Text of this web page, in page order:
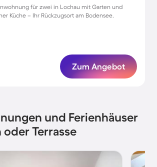
für zwei in Lochau mit Garten und
Küche – Ihr Rückzugsort am Bodensee.
Zum Angebot
und Ferienhäuser
Terrasse